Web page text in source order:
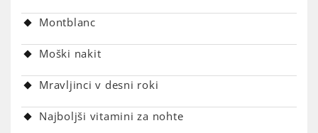
Montblanc
Moški nakit
Mravljinci v desni roki
Najboljši vitamini za nohte